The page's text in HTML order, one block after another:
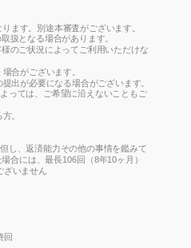
ます。別途本審査がございます。
扱となる場合があります。
のご状況によってご利用いただけな
合がございます。
出が必要になる場合がございます。
っては、ご希望に沿えないこともご
。
し、返済能力その他の事情を鑑みて
合には、最長106回（8年10ヶ月）
ざいません
回